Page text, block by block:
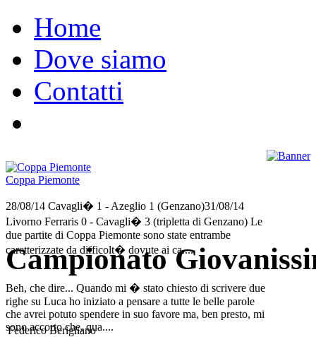
Home
Dove siamo
Contatti
Coppa Piemonte
28/08/14 Cavagli� 1 - Azeglio 1 (Genzano)31/08/14
Livorno Ferraris 0 - Cavagli� 3 (tripletta di Genzano) Le
due partite di Coppa Piemonte sono state entrambe
caretterizzate da difficolt� dovute ai ca....
Beh, che dire... Quando mi � stato chiesto di scrivere due
righe su Luca ho iniziato a pensare a tutte le belle parole
che avrei potuto spendere in suo favore ma, ben presto, mi
sono accorto che, qua....
Campionato
Federico Berigliano